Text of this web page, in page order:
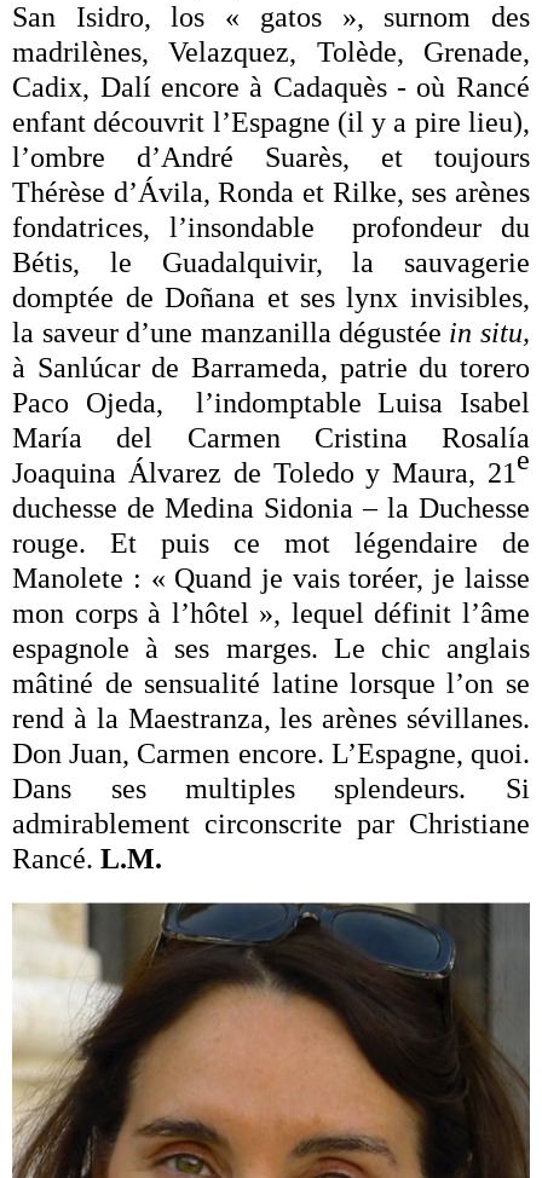
San Isidro, los « gatos », surnom des
madrilènes, Velazquez, Tolède, Grenade,
Cadix, Dalí encore à Cadaquès - où Rancé
enfant découvrit l’Espagne (il y a pire lieu),
l’ombre d’André Suarès, et toujours
Thérèse d’Ávila, Ronda et Rilke, ses arènes
fondatrices, l’insondable profondeur du
Bétis, le Guadalquivir, la sauvagerie
domptée de Doñana et ses lynx invisibles,
la saveur d’une manzanilla dégustée in situ,
à Sanlúcar de Barrameda, patrie du torero
Paco Ojeda, l’indomptable Luisa Isabel
María del Carmen Cristina Rosalía
Joaquina Álvarez de Toledo y Maura, 21e
duchesse de Medina Sidonia – la Duchesse
rouge. Et puis ce mot légendaire de
Manolete : « Quand je vais toréer, je laisse
mon corps à l’hôtel », lequel définit l’âme
espagnole à ses marges. Le chic anglais
mâtiné de sensualité latine lorsque l’on se
rend à la Maestranza, les arènes sévillanes.
Don Juan, Carmen encore. L’Espagne, quoi.
Dans ses multiples splendeurs. Si
admirablement circonscrite par Christiane
Rancé.L.M.